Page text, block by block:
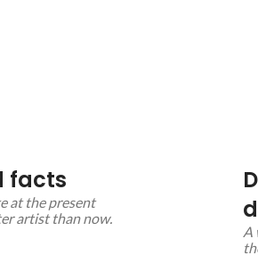
facts
at the present
artist than now.
A